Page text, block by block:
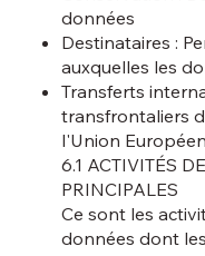
données
Destinataires :
auxquelles les
Transferts
transfrontaliers
l'Union
6.1 ACTIVITÉS
PRINCIPALES
Ce sont les
données dont